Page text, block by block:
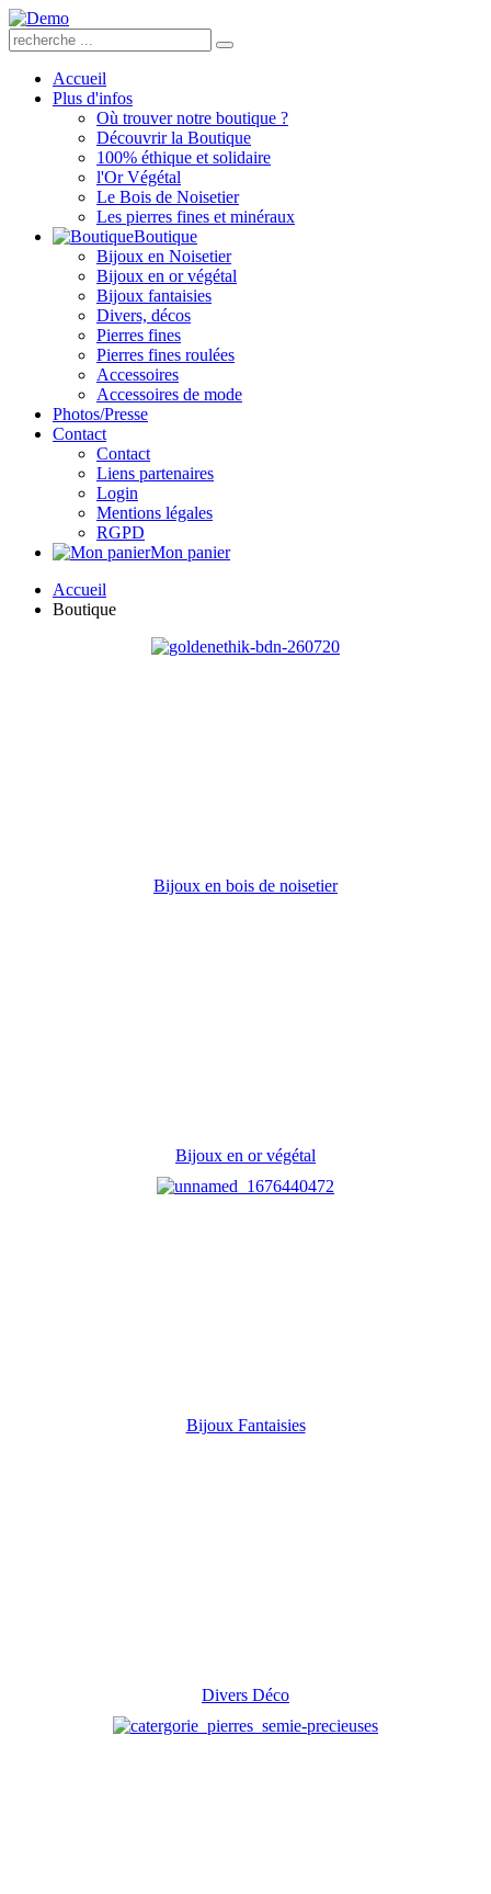
Accueil
Plus d'infos
Où trouver notre boutique ?
Découvrir la Boutique
100% éthique et solidaire
l'Or Végétal
Le Bois de Noisetier
Les pierres fines et minéraux
Boutique
Bijoux en Noisetier
Bijoux en or végétal
Bijoux fantaisies
Divers, décos
Pierres fines
Pierres fines roulées
Accessoires
Accessoires de mode
Photos/Presse
Contact
Contact
Liens partenaires
Login
Mentions légales
RGPD
Mon panier
Accueil
Boutique
Bijoux en bois de noisetier
Bijoux en or végétal
Bijoux Fantaisies
Divers Déco